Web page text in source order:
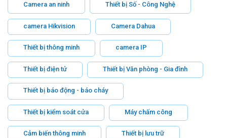
Camera an ninh Thiết bị Số - Công Nghệ
camera Hikvision Camera Dahua
Thiết bị thông minh camera IP
Thiết bị điện tử Thiết bị Văn phòng - Gia đình
Thiết bị báo động - báo cháy
Thiết bị kiểm soát cửa Máy chấm công
Cảm biến thông minh Thiết bị lưu trữ